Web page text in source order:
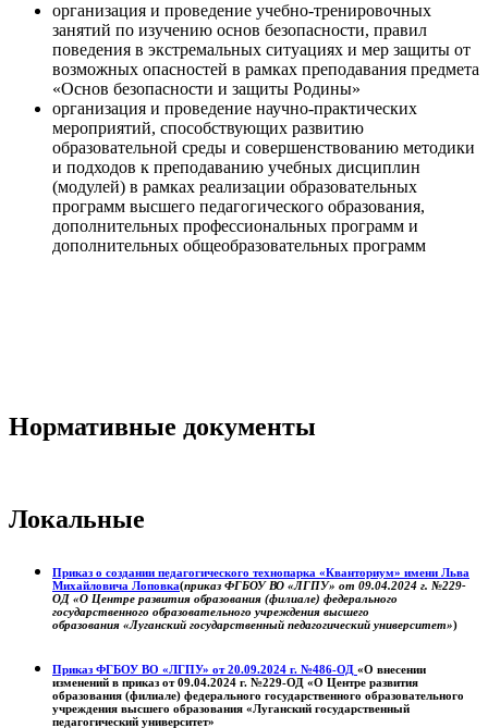
организация и проведение учебно-тренировочных
занятий по изучению основ безопасности, правил
поведения в экстремальных ситуациях и мер защиты от
возможных опасностей в рамках преподавания предмета
«Основ безопасности и защиты Родины»
организация и проведение научно-практических
мероприятий, способствующих развитию
образовательной среды и совершенствованию методики
и подходов к преподаванию учебных дисциплин
(модулей) в рамках реализации образовательных
программ высшего педагогического образования,
дополнительных профессиональных программ и
дополнительных общеобразовательных программ
Нормативные документы
Локальные
Приказ о создании педагогического технопарка «Кванториум» имени Льва
Михайловича Лоповка(приказ ФГБОУ ВО «ЛГПУ» от 09.04.2024 г. №229-
ОД «О Центре развития образования (филиале) федерального
государственного образовательного учреждения высшего
образования «Луганский государственный педагогический университет»)
Приказ ФГБОУ ВО «ЛГПУ» от 20.09.2024 г. №486-ОД «О внесении
изменений в приказ от 09.04.2024 г. №229-ОД «О Центре развития
образования (филиале) федерального государственного образовательного
учреждения высшего образования «Луганский государственный
педагогический университет»